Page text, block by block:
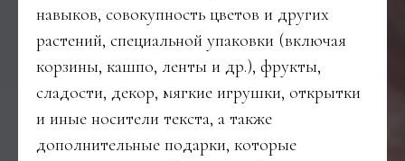
навыков, совокупность цветов и других
растений, специальной упаковки (включая
корзины, кашпо, ленты и др.), фрукты,
сладости, декор, мягкие игрушки, открытки
и иные носители текста, а также
дополнительные подарки, которые